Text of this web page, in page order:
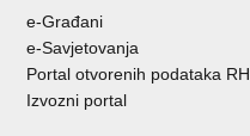
e-Građani
e-Savjetovanja
Portal otvorenih podataka RH
Izvozni portal